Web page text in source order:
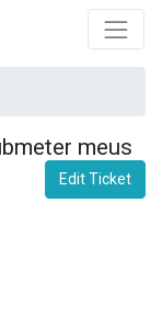
meus
Edit Ticket